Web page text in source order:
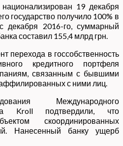
19 декабря
государство получило 100% в
декабря 2016-го, суммарный
составил 155,4 млрд грн.
перехода в госсобственность
кредитного портфеля
связанным с бывшими
с ними лиц.
Международного
Kroll подтвердили, что
скоординированных
Нанесенный банку ущерб